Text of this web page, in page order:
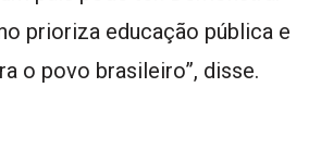
prioriza educação pública e
o povo brasileiro”, disse.